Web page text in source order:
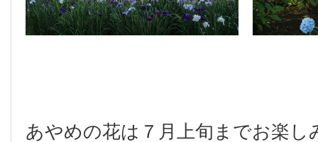
あやめの花は７月上旬までお楽し